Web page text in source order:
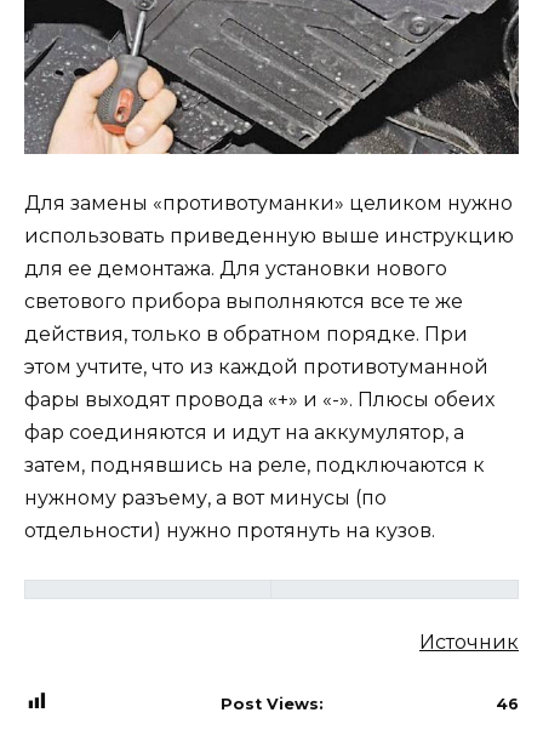
Для замены «противотуманки» целиком нужно
использовать приведенную выше инструкцию
для ее демонтажа. Для установки нового
светового прибора выполняются все те же
действия, только в обратном порядке. При
этом учтите, что из каждой противотуманной
фары выходят провода «+» и «-». Плюсы обеих
фар соединяются и идут на аккумулятор, а
затем, поднявшись на реле, подключаются к
нужному разъему, а вот минусы (по
отдельности) нужно протянуть на кузов.
Источник
Post Views: 46